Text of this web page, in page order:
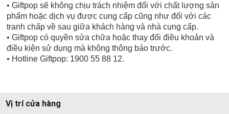
• Giftpop sẽ không chịu trách nhiệm đối với chất lượng sản
phẩm hoặc dịch vụ được cung cấp cũng như đối với các
tranh chấp về sau giữa khách hàng và nhà cung cấp.
• Giftpop có quyền sửa chữa hoặc thay đổi điều khoản và
điều kiện sử dụng mà không thông báo trước.
• Hotline Giftpop: 1900 55 88 12.
Vị trí cửa hàng